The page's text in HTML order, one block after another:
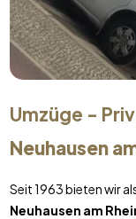
Umzüge -
Neuhausen
Seit 1963 bieten wir
Neuhausen am